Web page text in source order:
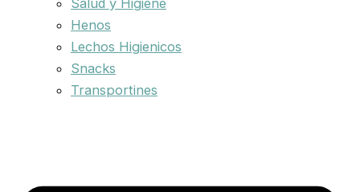
Salud y Higiene
Henos
Lechos Higienicos
Snacks
Transportines